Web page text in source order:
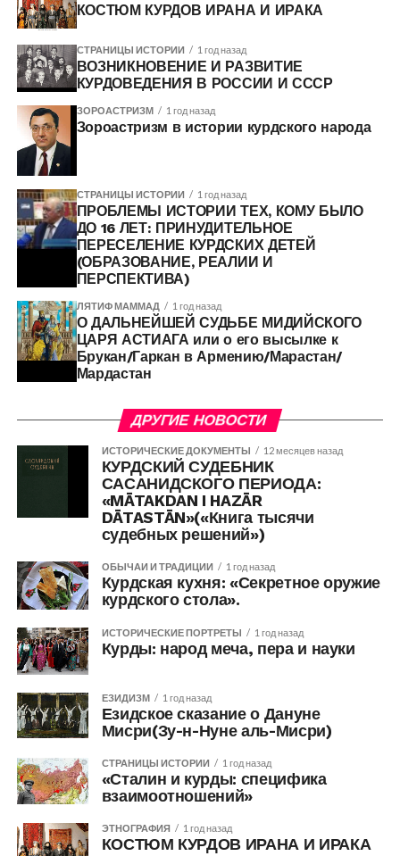
КОСТЮМ КУРДОВ ИРАНА И ИРАКА
СТРАНИЦЫ ИСТОРИИ 1 год назад
ВОЗНИКНОВЕНИЕ И РАЗВИТИЕ
КУРДОВЕДЕНИЯ В РОССИИ И СССР
ЗОРОАСТРИЗМ 1 год назад
Зороастризм в истории курдского народа
СТРАНИЦЫ ИСТОРИИ 1 год назад
ПРОБЛЕМЫ ИСТОРИИ ТЕХ, КОМУ БЫЛО
ДО 16 ЛЕТ: ПРИНУДИТЕЛЬНОЕ
ПЕРЕСЕЛЕНИЕ КУРДСКИХ ДЕТЕЙ
(ОБРАЗОВАНИЕ, РЕАЛИИ И
ПЕРСПЕКТИВА)
ЛЯТИФ МАММАД 1 год назад
О ДАЛЬНЕЙШЕЙ СУДЬБЕ МИДИЙСКОГО
ЦАРЯ АСТИАГА или о его высылке к
Брукан/Гаркан в Армению/Марастан/
Мардастан
ДРУГИЕ НОВОСТИ
ИСТОРИЧЕСКИЕ ДОКУМЕНТЫ 12 месяцев назад
КУРДСКИЙ СУДЕБНИК
САСАНИДСКОГО ПЕРИОДА:
«MĀTAKDAN I HAZĀR
DĀTASTĀN»(«Книга тысячи
судебных решений»)
ОБЫЧАИ И ТРАДИЦИИ 1 год назад
Курдская кухня: «Секретное оружие
курдского стола».
ИСТОРИЧЕСКИЕ ПОРТРЕТЫ 1 год назад
Курды: народ меча, пера и науки
ЕЗИДИЗМ 1 год назад
Езидское сказание о Дануне
Мисри(Зу-н-Нуне аль-Мисри)
СТРАНИЦЫ ИСТОРИИ 1 год назад
«Сталин и курды: специфика
взаимоотношений»
ЭТНОГРАФИЯ 1 год назад
КОСТЮМ КУРДОВ ИРАНА И ИРАКА